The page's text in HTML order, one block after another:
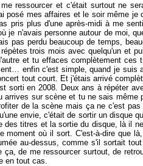
ressourcer et c'était surtout ne
mes affaires et le soir même je
pris plus d'une après-midi à me
je n'avais personne autour de moi,
perdu beaucoup de temps,
trois mois avec quelqu'un et
et tu effaces complètement
enfin c'est simple, quand je suis
tout court. Et j'étais arrivé
sorti en 2008. Deux ans à répéter
sur scène et tu ne sais même
de la scène mais ça ne c'est
envie, c'était de sortir un disque
des titres et la sortie du disque, là il
où il sort. C'est-à-dire que
au-dessus, comme s'il sortait
de me ressourcer surtout, de
en tout cas.